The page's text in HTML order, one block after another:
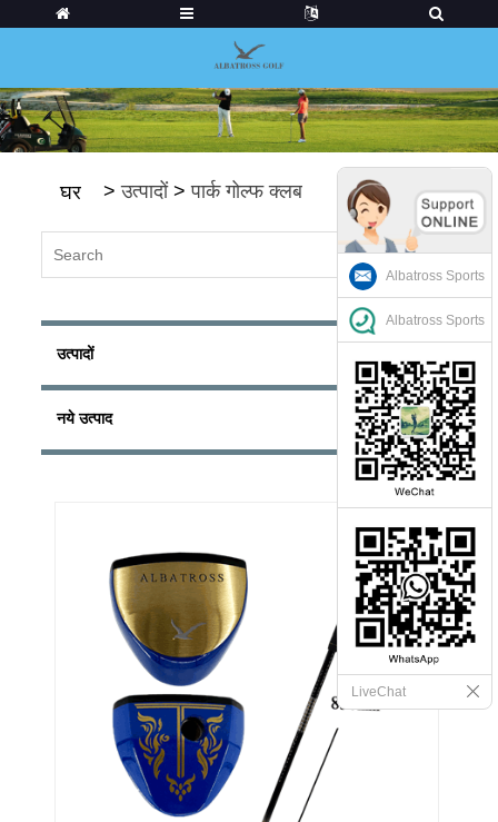
घर > उत्पादों>पार्क गोल्फ क्लब
उत्पादों
नये उत्पाद
Albatross Sports
Albatross Sports
LiveChat